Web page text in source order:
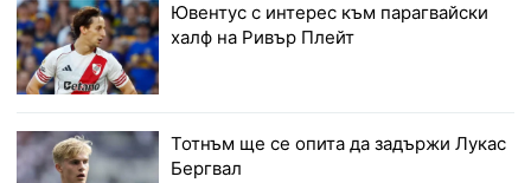
Ювентус с интерес към парагвайски
халф на Ривър Плейт
Тотнъм ще се опита да задържи Лукас
Бергвал